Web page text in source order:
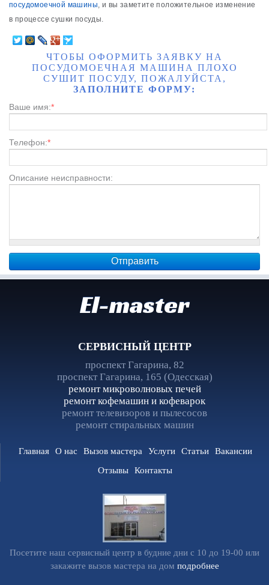
посудомоечной машины, и вы заметите положительное изменение
в процессе сушки посуды.
ЧТОБЫ ОФОРМИТЬ ЗАЯВКУ НА
ПОСУДОМОЕЧНАЯ МАШИНА ПЛОХО
СУШИТ ПОСУДУ, ПОЖАЛУЙСТА,
ЗАПОЛНИТЕ ФОРМУ:
Ваше имя:*
Телефон:*
Описание неисправности:
El-master
СЕРВИСНЫЙ ЦЕНТР
проспект Гагарина, 82
проспект Гагарина, 165 (Одесская)
ремонт микроволновых печей
ремонт кофемашин и кофеварок
ремонт телевизоров и пылесосов
ремонт стиральных машин
Главная О нас Вызов мастера Услуги Статьи
Вакансии
Отзывы
Контакты
Посетите наш сервисный центр в будние дни с 10 до 19-00 или
закажите вызов мастера на дом подробнее